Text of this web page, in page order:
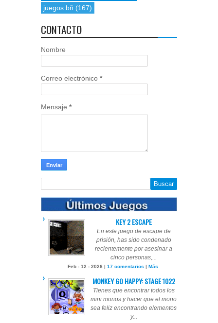
juegos bñ (167)
CONTACTO
Nombre
Correo electrónico *
Mensaje *
KEY 2 ESCAPE
En este juego de escape de
prisión, has sido condenado
recientemente por asesinar a
cinco personas,...
Feb - 12 - 2026 | 17 comentarios Más
MONKEY GO HAPPY: STAGE 1022
Tienes que encontrar todos los
mini monos y hacer que el mono
sea feliz encontrando elementos
y...